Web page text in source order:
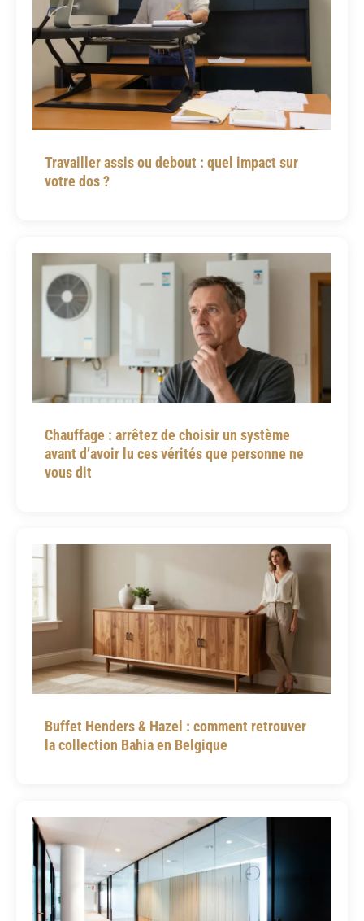
Travailler assis ou debout : quel impact sur
votre dos ?
Chauffage : arrêtez de choisir un système
avant d’avoir lu ces vérités que personne ne
vous dit
Buffet Henders & Hazel : comment retrouver
la collection Bahia en Belgique